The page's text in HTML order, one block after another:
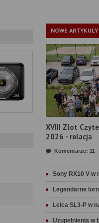
NOWE ARTYKUŁY
XVIII Zlot
2026 - relacja
Komentarze: 11
Sony RX10 V w
Legendarne
Leica SL3-P w
Uzupełnienia w